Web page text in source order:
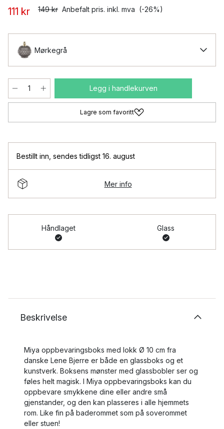
111 kr 149 kr Anbefalt pris. inkl. mva (-26%)
Mørkegrå
Legg i handlekurven
Lagre som favoritt
Bestillt inn sendes tidligst 16. august
Mer info
Håndlaget Glass
Beskrivelse
Miya oppbevaringsboks med lokk Ø 10 cm fra
danske Lene Bjerre er både en glassboks og et
kunstverk. Boksens mønster med glassbobler ser og
føles helt magisk. I Miya oppbevaringsboks kan du
oppbevare smykkene dine eller andre små
gjenstander, og den kan plasseres i alle hjemmets
rom. Like fin på baderommet som på soverommet
eller stuen!